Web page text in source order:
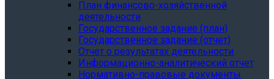
План финансово-хозяйственной
деятельности
Государственное задание (план)
Государственное задание (отчет)
Отчет о результатах деятельности
Информационно-аналитический отчет
Нормативно-правовые документы